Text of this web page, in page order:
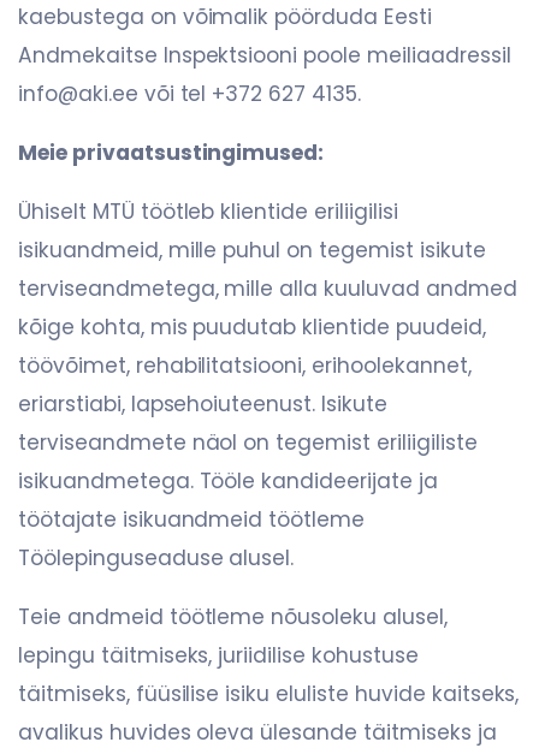
kaebustega on võimalik pöörduda Eesti
Andmekaitse Inspektsiooni poole meiliaadressil
info@aki.ee või tel +372 627 4135.
Meie privaatsustingimused:
Ühiselt MTÜ töötleb klientide eriliigilisi
isikuandmeid, mille puhul on tegemist isikute
terviseandmetega, mille alla kuuluvad andmed
kõige kohta, mis puudutab klientide puudeid,
töövõimet, rehabilitatsiooni, erihoolekannet,
eriarstiabi, lapsehoiuteenust. Isikute
terviseandmete näol on tegemist eriliigiliste
isikuandmetega. Tööle kandideerijate ja
töötajate isikuandmeid töötleme
Töölepinguseaduse alusel.
Teie andmeid töötleme nõusoleku alusel,
lepingu täitmiseks, juriidilise kohustuse
täitmiseks, füüsilise isiku eluliste huvide kaitseks,
avalikus huvides oleva ülesande täitmiseks ja